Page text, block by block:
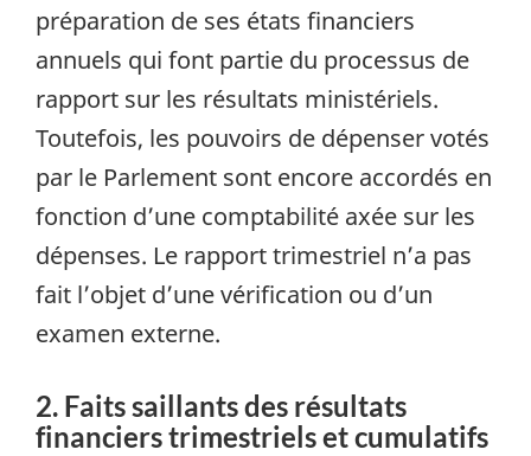
préparation de ses états financiers
annuels qui font partie du processus de
rapport sur les résultats ministériels.
Toutefois, les pouvoirs de dépenser votés
par le Parlement sont encore accordés en
fonction d’une comptabilité axée sur les
dépenses. Le rapport trimestriel n’a pas
fait l’objet d’une vérification ou d’un
examen externe.
2. Faits saillants des résultats
financiers trimestriels et cumulatifs